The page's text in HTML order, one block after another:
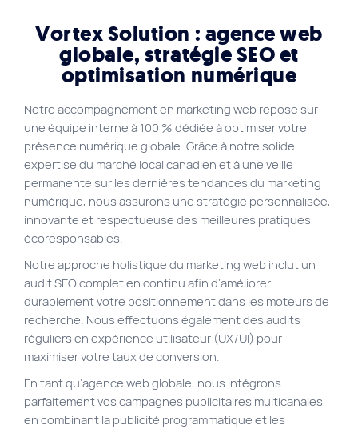
EN
Liens rapides
Agence SEO
Approche de travail
Blogue
Byscuit
Commerce électronique
Experts WordPress
FAQ
Findstr
Marketing web
Nos services
Vortex Solution : agence web
globale, stratégie SEO et
optimisation numérique
Notre accompagnement en marketing web repose sur
une équipe interne à 100 % dédiée à optimiser votre
présence numérique globale. Grâce à notre solide
expertise du marché local canadien et à une veille
permanente sur les dernières tendances du marketing
numérique, nous assurons une stratégie personnalisée,
innovante et respectueuse des meilleures pratiques
écoresponsables.
Notre approche holistique du marketing web inclut un
audit SEO complet en continu afin d’améliorer
durablement votre positionnement dans les moteurs de
recherche. Nous effectuons également des audits
réguliers en expérience utilisateur (UX/UI) pour
maximiser votre taux de conversion.
En tant qu’agence web globale, nous intégrons
parfaitement vos campagnes publicitaires multicanales
en combinant la publicité programmatique et les